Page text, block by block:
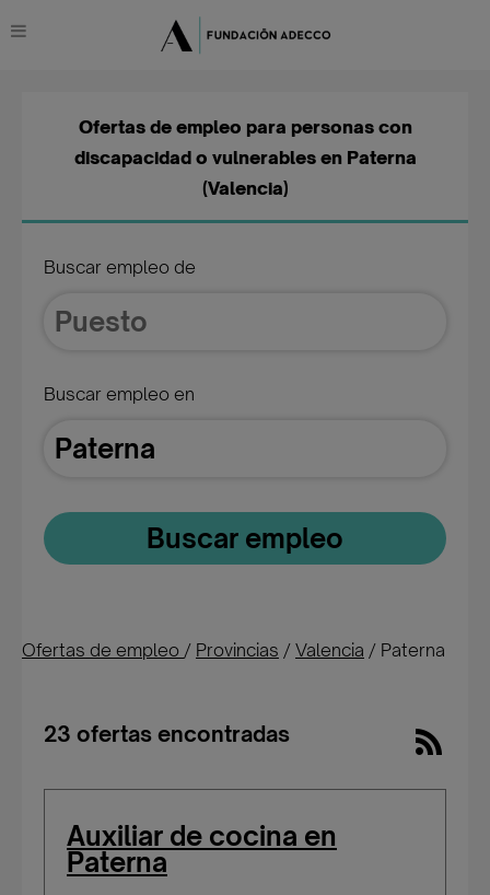
Buscar empleo de
Buscar empleo en
Buscar empleo
Ofertas de empleo para personas con
discapacidad o vulnerables en Paterna
(Valencia)
Ofertas de empleo / Provincias / Valencia / Paterna
23 ofertas encontradas
Auxiliar de cocina en
Paterna